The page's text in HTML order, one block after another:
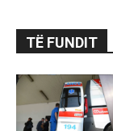
TË FUNDIT